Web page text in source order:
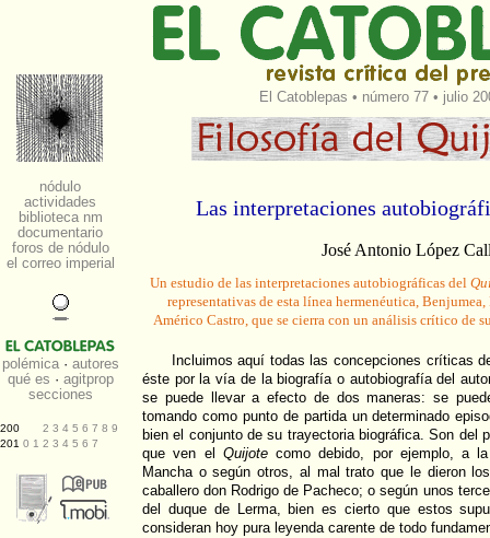
El Catoblepas • número 77• julio
Las interpretaciones
José Antonio López
Un estudio de las interpretaciones autobiográficas del
representativas de esta línea hermenéutica,
Américo Castro, que se cierra con un análisis crítico de
Incluimos aquí todas las concepciones críticas
éste por la vía de la biografía o autobiografía del
se puede llevar a efecto de dos maneras: se
tomando como punto de partida un determinado
bien el conjunto de su trayectoria biográfica. Son del
que ven el Quijotecomo debido, por ejemplo, a
Mancha o según otros, al mal trato que le dieron
caballero don Rodrigo de Pacheco; o según unos
del duque de Lerma, bien es cierto que estos
consideran hoy pura leyenda carente de todo